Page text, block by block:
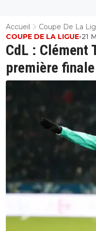
Accueil Coupe De La
CdL : Clément
première finale
COUPE DE LA LIGUE•21